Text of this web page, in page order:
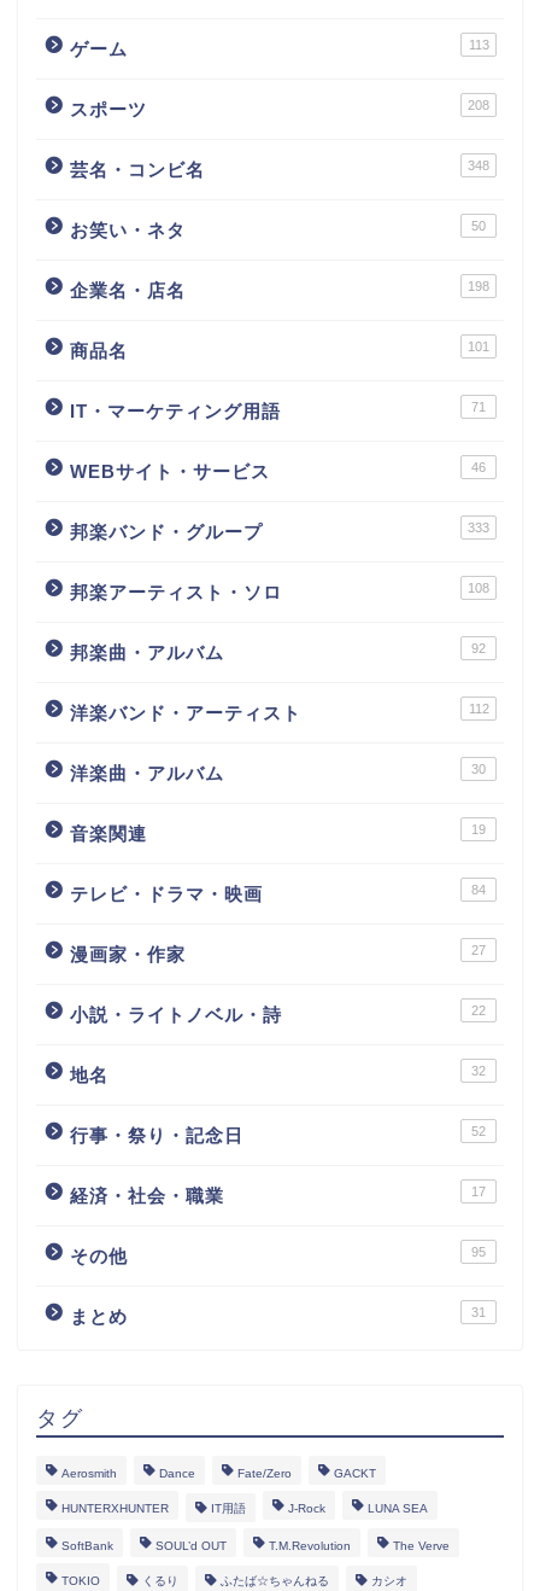
ゲーム 113
スポーツ 208
芸名・コンビ名 348
お笑い・ネタ 50
企業名・店名 198
商品名 101
IT・マーケティング用語 71
WEBサイト・サービス 46
邦楽バンド・グループ 333
邦楽アーティスト・ソロ 108
邦楽曲・アルバム 92
洋楽バンド・アーティスト 112
洋楽曲・アルバム 30
音楽関連 19
テレビ・ドラマ・映画 84
漫画家・作家 27
小説・ライトノベル・詩 22
地名 32
行事・祭り・記念日 52
経済・社会・職業 17
その他 95
まとめ 31
タグ
Aerosmith Dance Fate/Zero GACKT
HUNTERXHUNTER IT用語 J-Rock LUNA SEA
SoftBank SOUL’d OUT T.M.Revolution The Verve
TOKIO くるり ふたば☆ちゃんねる カシオ